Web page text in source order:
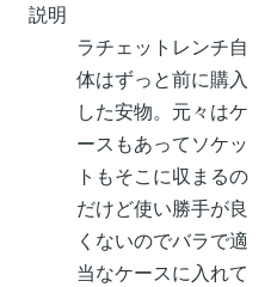
説明
ラチェットレンチ自
体はずっと前に購入
した安物。元々はケ
ースもあってソケッ
トもそこに収まるの
だけど使い勝手が良
くないのでバラで適
当なケースに入れて